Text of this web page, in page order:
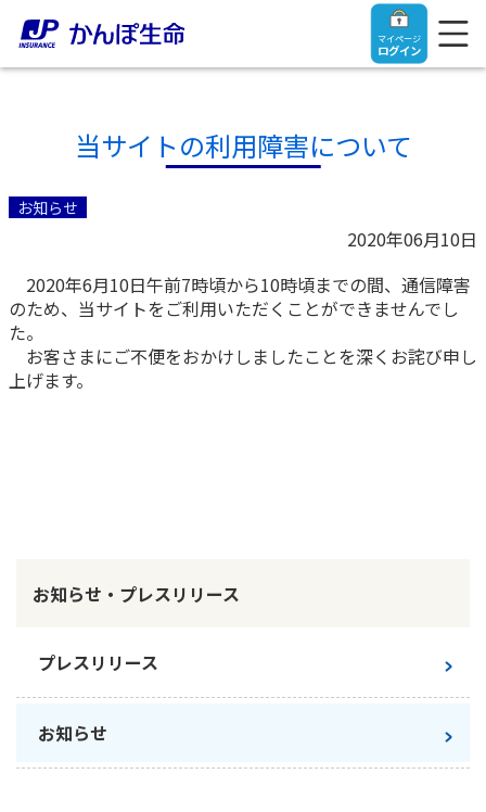
マイページ
ログイン
トップ
お手続き一覧
マイページでできること
保険をご検討中のお客さま
保険をご検討中のお客さま
定期保険
長寿支援保険
お見積りシミュレーション
資料請求
法人のお客さま
目的から探す
かんぽ生命の団体取扱い
かんぽのLifeサポートナビ
保険
かんぽ生命について
ご挨拶
よくあるご質問
お問い合わせ
当サイトの利用障害について
お知らせ
2020年06月10日
2020年6月10日午前7時頃から10時頃までの間、通信障害
のため、当サイトをご利用いただくことができませんでし
た。
お客さまにご不便をおかけしましたことを深くお詫び申し
上げます。
お知らせ・プレスリリース
プレスリリース
お知らせ